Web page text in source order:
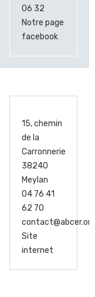
06 32
Notre page
facebook
15, chemin
de la
Carronnerie
38240
Meylan
04 76 41
62 70
contact@abcer.org
Site
internet